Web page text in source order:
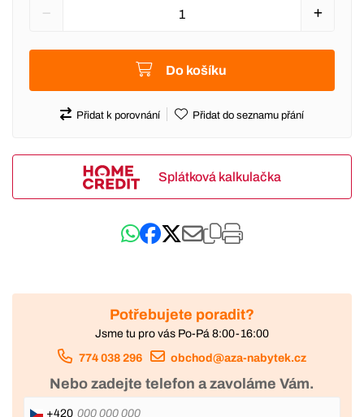
Do košíku
Přidat k porovnání Přidat do seznamu přání
Splátková kalkulačka
Potřebujete poradit?
Jsme tu pro vás Po-Pá 8:00-16:00
774 038 296 obchod@aza-nabytek.cz
Nebo zadejte telefon a zavoláme Vám.
+420